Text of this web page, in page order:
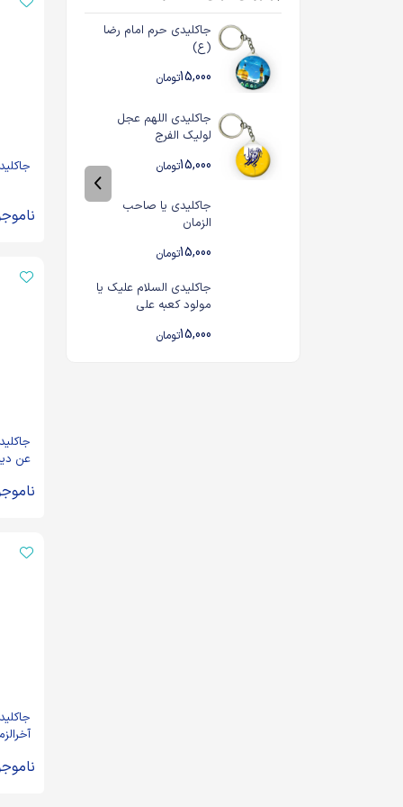
جاکلیدی حرم امام رضا
(ع)
15,000تومان
جاکلیدی اللهم عجل
لولیک الفرج
15,000تومان
جاکلیدی یا صاحب
الزمان
15,000تومان
جاکلیدی السلام علیک یا
مولود کعبه علی
15,000تومان
عن